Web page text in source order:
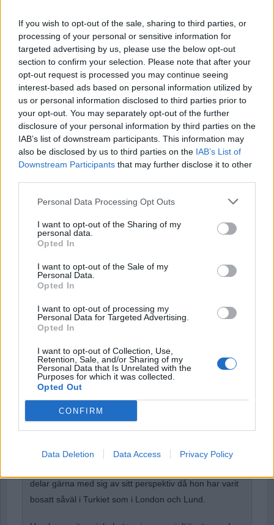
If you wish to opt-out of the sale, sharing to third parties, or
processing of your personal or sensitive information for
targeted advertising by us, please use the below opt-out
section to confirm your selection. Please note that after your
opt-out request is processed you may continue seeing
interest-based ads based on personal information utilized by
us or personal information disclosed to third parties prior to
your opt-out. You may separately opt-out of the further
disclosure of your personal information by third parties on the
IAB’s list of downstream participants. This information may
also be disclosed by us to third parties on the IAB’s List of
Downstream Participants that may further disclose it to other
Personal Data Processing Opt Outs
I want to opt-out of the Sharing of my
personal data.
Opted In
I want to opt-out of the Sale of my
Personal Data.
Opted In
I want to opt-out of processing my
Personal Data for Targeted Advertising.
Opted In
I want to opt-out of Collection, Use,
Retention, Sale, and/or Sharing of my
Personal Data that Is Unrelated with the
Purposes for which it was collected.
Opted Out
CONFIRM
Data Deletion Data Access Privacy Policy
barn för stora risker?
Åldersgränsen för Snapchat, TikTok, Instagram
med mera är 13 år. Trots detta så visar en
undersöknin...
Börja prenumerera för att läsa detta innehåll.
Starta din prenumerationhär
Eller logga in på ditt konto nedan:
Username or E-mail
Password
Remember Me
Forgot Password
Stöd Para§rafs bevakning av rättssäkerheten
delar gärna med sig av sitt perspektiv då hon har varit
bosatt såväl i Turkiet som i London och Lund.